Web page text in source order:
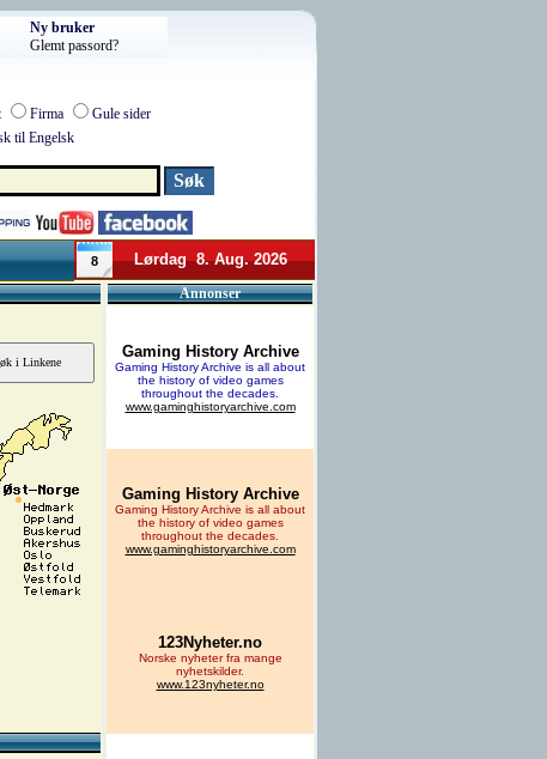
Ny bruker
Glemt passord?
Firma
Gule sider
til Engelsk
8 Lørdag 8. Aug. 2026
Annonser